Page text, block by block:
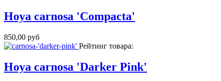
Hoya carnosa 'Compacta'
850,00 руб
Рейтинг товара:
Hoya carnosa 'Darker Pink'